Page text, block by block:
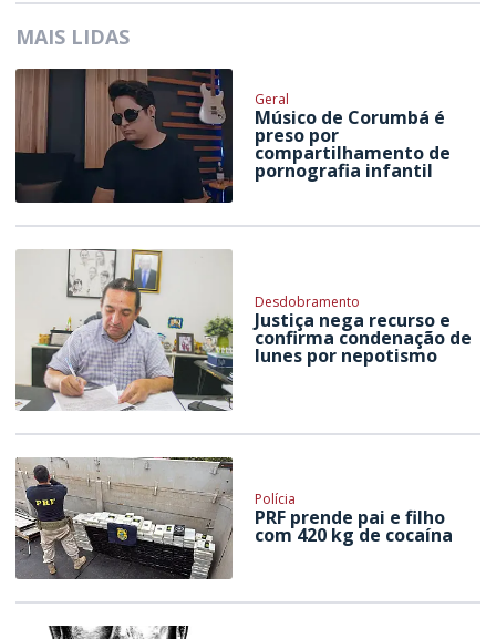
MAIS LIDAS
Geral
Músico de Corumbá é
preso por
compartilhamento de
pornografia infantil
Desdobramento
Justiça nega recurso e
confirma condenação de
Iunes por nepotismo
Polícia
PRF prende pai e filho
com 420 kg de cocaína